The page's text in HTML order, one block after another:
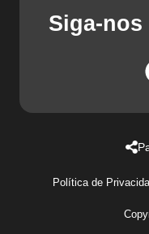
Siga-nos
Política de